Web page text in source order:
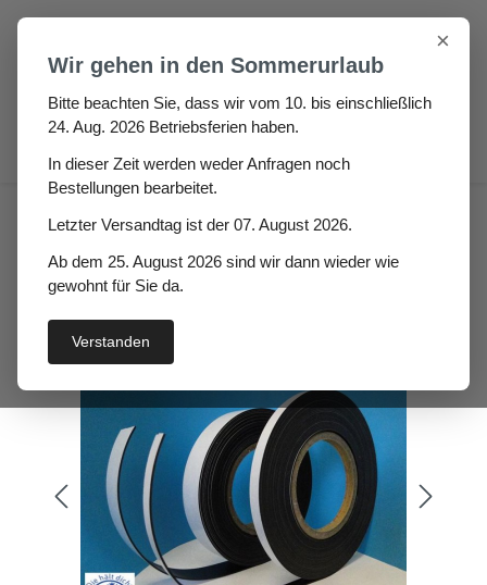
Zum Hauptinhalt springen
Magnetband Mutaza Hö:
1mm, Br: 20mm einseitig
selbstklebend
×
Wir gehen in den Sommerurlaub
Bitte beachten Sie, dass wir vom 10. bis einschließlich
24. Aug. 2026 Betriebsferien haben.
In dieser Zeit werden weder Anfragen noch
Bestellungen bearbeitet.
Letzter Versandtag ist der 07. August 2026.
Ab dem 25. August 2026 sind wir dann wieder wie
gewohnt für Sie da.
Verstanden